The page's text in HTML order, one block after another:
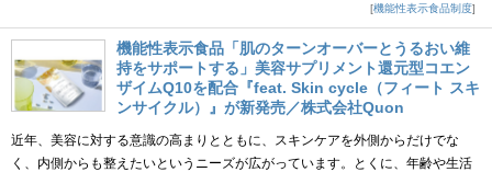
機能性表示食品制度
機能性表示食品「肌のターンオーバーとうるおい維
持をサポートする」美容サプリメント還元型コエン
ザイムQ10を配合『feat. Skin cycle（フィート スキ
ンサイクル）』が新発売／株式会社Quon
近年、美容に対する意識の高まりとともに、スキンケアを外側からだけでな
く、内側からも整えたいというニーズが広がっています。とくに、年齢や生活